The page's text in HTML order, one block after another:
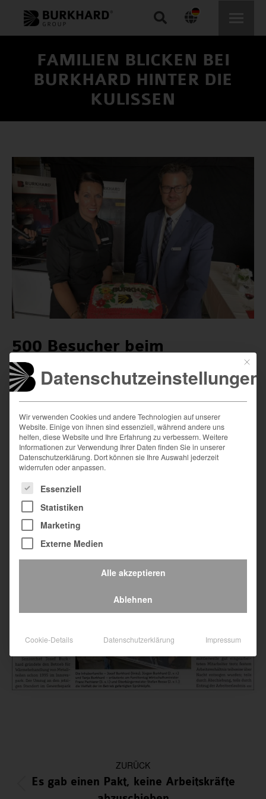
Search:
FAMILIEN BLICKEN BEI
BURKHARD HINTER DIE
KULISSEN
500 Besucher beim
Familientag
Dem Wunsch vieler Mitarbeiter, dass Ihre Angehörigen einmal die
Arbeitsplätze anschauen dürfen, wurde das Inhaberehepaar Jürgen
und Tanja Burkhard am Familientag gerecht. Sie begrüßten in den
Produktionshallen an der Julius-Probst-Straße in Kaufbeuren über 500
Besucher.vollen Artikel lesen
ZURÜCK
Vorheriger
Es gab einen Pakt, keine Arbeitskräfte
Mit
Datenschutzeinstellungen
Wir verwenden Cookies und andere Technologien auf unserer
Website. Einige von ihnen sind essenziell, während andere uns
helfen, diese Website und Ihre Erfahrung zu verbessern. Weitere
Informationen zur Verwendung Ihrer Daten finden Sie in unserer
Datenschutzerklärung. Dort können sie Ihre Auswahl jederzeit
widerrufen oder anpassen.
Es folgt eine Liste der Service-Gruppen, für die eine
Essenziell
Statistiken
Marketing
Externe Medien
Alle akzeptieren
Ablehnen
Cookie-Details Datenschutzerklärung Impressum